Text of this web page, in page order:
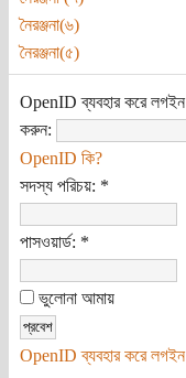
নৈরঞ্জনা(৬)
নৈরঞ্জনা(৫)
OpenID ব্যবহার করে লগইন
করুন:
OpenID কি?
সদস্য পরিচয়: *
পাসওয়ার্ড: *
ভুলোনা আমায়
OpenID ব্যবহার করে লগইন